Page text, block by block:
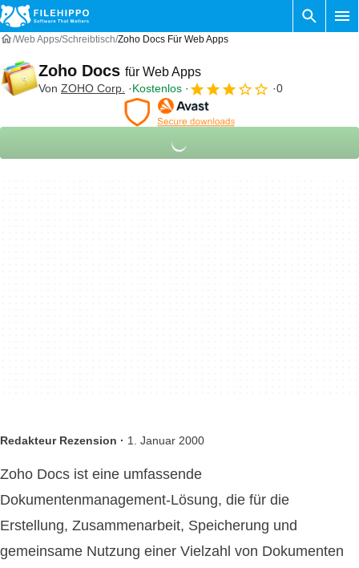
Web Apps Schreibtisch Zoho Docs Für Web Apps
Zoho Docs für Web Apps
Von ZOHO Corp. Kostenlos 0
Redakteur Rezension · 1. Januar 2000
Zoho Docs ist eine umfassende
Dokumentenmanagement-Lösung, die für die
Erstellung, Zusammenarbeit, Speicherung und
gemeinsame Nutzung einer Vielzahl von Dokumenten